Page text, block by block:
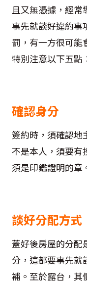
且又無憑據，經
事先就談好違約事
罰，有一方很可能
特別注意以下五點
確認身分
簽約時，須確認地
不是本人，須要有
須是印鑑證明的章
談好分配方式
蓋好後房屋的分配
分，這都要事先就
補。至於露台，其